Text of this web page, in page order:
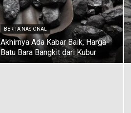
BERITA NASIONAL
Akhirnya Ada Kabar Baik, Harga
Batu Bara Bangkit dari Kubur